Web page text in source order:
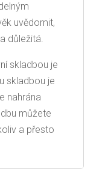
uvědomit,
důležitá.
skladbou je
skladbou je
nahrána
můžete
a přesto